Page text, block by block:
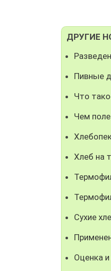
ДРУГИЕ
Пивные
Что
Чем
Хлеб на
Сухие
Оценка